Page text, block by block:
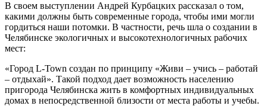
В своем выступлении Андрей Курбацких рассказал о том,
какими должны быть современные города, чтобы ими могли
гордиться наши потомки. В частности, речь шла о создании в
Челябинске экологичных и высокотехнологичных рабочих
мест:
«Город L-Town создан по принципу «Живи – учись – работай
– отдыхай». Такой подход дает возможность населению
пригорода Челябинска жить в комфортных индивидуальных
домах в непосредственной близости от места работы и учебы.